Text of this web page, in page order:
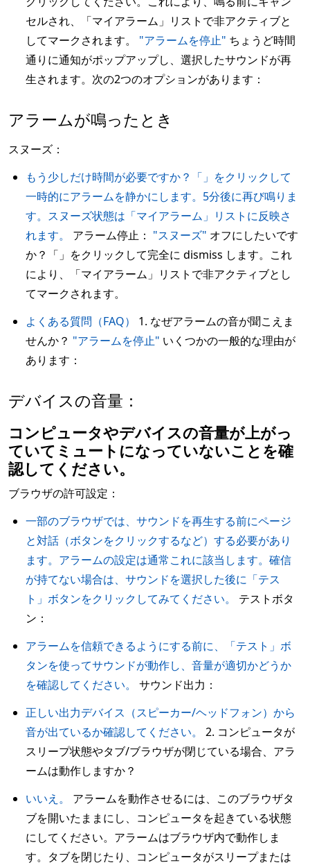
セルされ、「マイアラーム」リストで非アクティブと
してマークされます。 "アラームを停止" ちょうど時間
通りに通知がポップアップし、選択したサウンドが再
生されます。次の2つのオプションがあります：
アラームが鳴ったとき
スヌーズ：
もう少しだけ時間が必要ですか？「」をクリックして
一時的にアラームを静かにします。5分後に再び鳴りま
す。スヌーズ状態は「マイアラーム」リストに反映さ
れます。
アラーム停止： "スヌーズ" オフにしたいです
か？「」をクリックして完全に dismiss します。これ
により、「マイアラーム」リストで非アクティブとし
てマークされます。
よくある質問（FAQ）
1. なぜアラームの音が聞こえま
せんか？ "アラームを停止" いくつかの一般的な理由が
あります：
デバイスの音量：
コンピュータやデバイスの音量が上がっ
ていてミュートになっていないことを確
認してください。
ブラウザの許可設定：
一部のブラウザでは、サウンドを再生する前にページ
と対話（ボタンをクリックするなど）する必要があり
ます。アラームの設定は通常これに該当します。確信
が持てない場合は、サウンドを選択した後に「テス
ト」ボタンをクリックしてみてください。
テストボタ
ン：
アラームを信頼できるようにする前に、「テスト」ボ
タンを使ってサウンドが動作し、音量が適切かどうか
を確認してください。
サウンド出力：
正しい出力デバイス（スピーカー/ヘッドフォン）から
音が出ているか確認してください。
2. コンピュータが
スリープ状態やタブ/ブラウザが閉じている場合、アラ
ームは動作しますか？
いいえ。
アラームを動作させるには、このブラウザタ
ブを開いたままにし、コンピュータを起きている状態
にしてください。アラームはブラウザ内で動作しま
す。タブを閉じたり、コンピュータがスリープまたは